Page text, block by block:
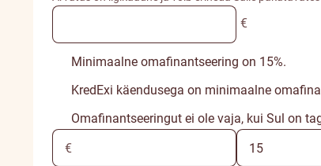
€
Minimaalne omafinantseering on 15%.
KredExi käendusega on minimaalne
Omafinantseeringut ei ole vaja, kui Sul on